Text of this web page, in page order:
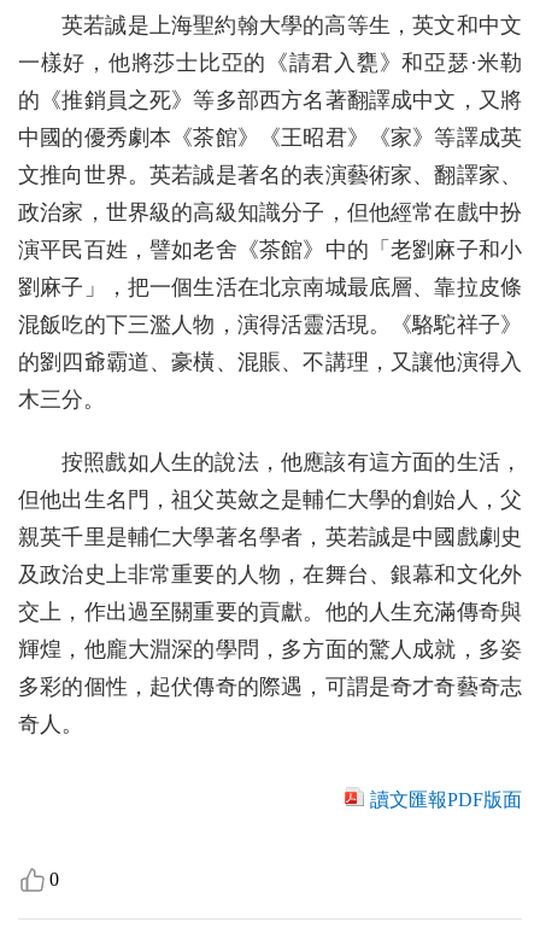
英若誠是上海聖約翰大學的高等生，英文和中文
一樣好，他將莎士比亞的《請君入甕》和亞瑟·米勒
的《推銷員之死》等多部西方名著翻譯成中文，又將
中國的優秀劇本《茶館》《王昭君》《家》等譯成英
文推向世界。英若誠是著名的表演藝術家、翻譯家、
政治家，世界級的高級知識分子，但他經常在戲中扮
演平民百姓，譬如老舍《茶館》中的「老劉麻子和小
劉麻子」，把一個生活在北京南城最底層、靠拉皮條
混飯吃的下三濫人物，演得活靈活現。《駱駝祥子》
的劉四爺霸道、豪橫、混賬、不講理，又讓他演得入
木三分。
按照戲如人生的說法，他應該有這方面的生活，
但他出生名門，祖父英斂之是輔仁大學的創始人，父
親英千里是輔仁大學著名學者，英若誠是中國戲劇史
及政治史上非常重要的人物，在舞台、銀幕和文化外
交上，作出過至關重要的貢獻。他的人生充滿傳奇與
輝煌，他龐大淵深的學問，多方面的驚人成就，多姿
多彩的個性，起伏傳奇的際遇，可謂是奇才奇藝奇志
奇人。
讀文匯報PDF版面
0